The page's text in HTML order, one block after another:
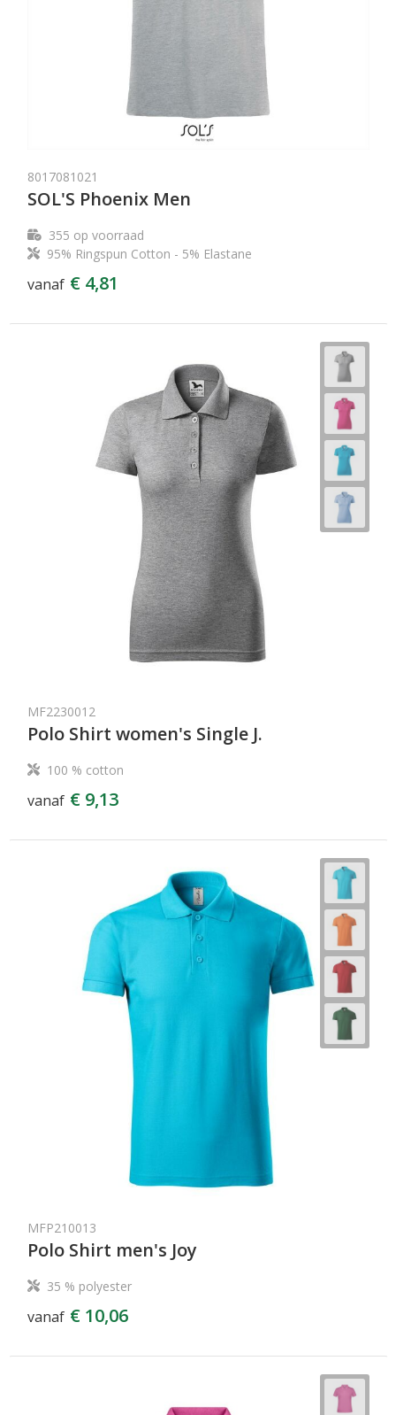
8017081021
SOL'S Phoenix Men
355 op voorraad
95% Ringspun Cotton - 5% Elastane
vanaf € 4,81
MF2230012
Polo Shirt women's Single J.
100 % cotton
vanaf € 9,13
MFP210013
Polo Shirt men's Joy
35 % polyester
vanaf € 10,06